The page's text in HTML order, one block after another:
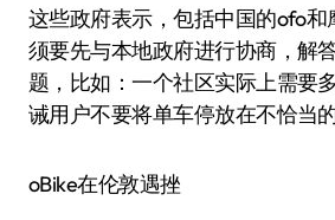
这些政府表示，包括中国的ofo
须要先与本地政府进行协商，解
题，比如：一个社区实际上需要
诫用户不要将单车停放在不恰当
oBike在伦敦遇挫